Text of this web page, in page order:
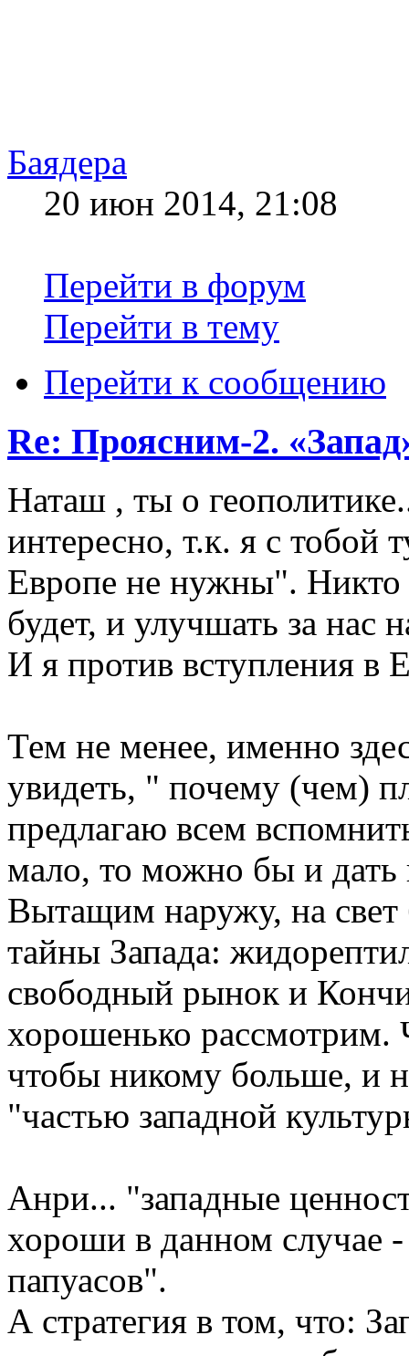
Баядера
20 июн 2014, 21:08
Перейти в форум
Перейти в тему
Перейти к сообщению
Re: Проясним-2.
Наташ , ты о
интересно, т.к. я с тобой
Европе не нужны". Никто
будет, и улучшать за нас
И я против вступления в
Тем не менее, именно
увидеть, " почему (чем)
предлагаю всем
мало, то можно бы и дать
Вытащим наружу, на
тайны Запада:
свободный рынок и
хорошенько рассмотрим.
чтобы никому больше, и
"частью западной
Анри... "западные
хороши в данном случае -
папуасов".
А стратегия в том, что: